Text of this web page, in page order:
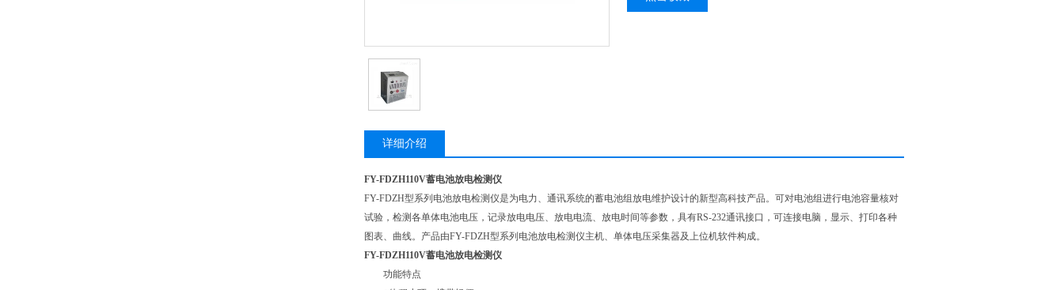
详细介绍
FY-FDZH110V蓄电池放电检测仪
FY-FDZH型系列电池放电检测仪是为电力、通讯系统的蓄电池组放电维护设计的新型高科技产品。可对电池组进行电池容量核对
试验，检测各单体电池电压，记录放电电压、放电电流、放电时间等参数，具有RS-232通讯接口，可连接电脑，显示、打印各种
图表、曲线。产品由FY-FDZH型系列电池放电检测仪主机、单体电压采集器及上位机软件构成。
FY-FDZH110V蓄电池放电检测仪
功能特点